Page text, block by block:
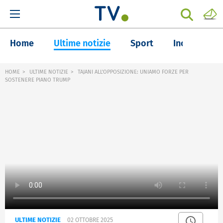
Home Ultime notizie Sport Inchieste
HOME ULTIME NOTIZIE
TAJANI ALL'OPPOSIZIONE: UNIAMO FORZE PER
SOSTENERE PIANO TRUMP
ULTIME NOTIZIE 02 OTTOBRE 2025